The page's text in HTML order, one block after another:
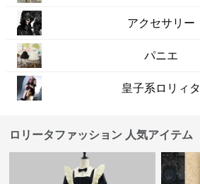
アクセサリー
パニエ
皇子系ロリィタ
ロリータファッション 人気アイテム